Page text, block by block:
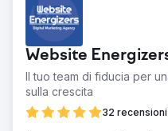
Website
Il tuo team di fiducia per
sulla crescita
32 recensioni